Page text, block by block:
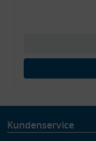
Kundenservice